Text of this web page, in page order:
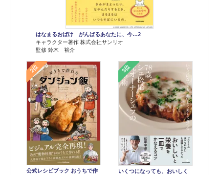
はなまるおばけ がんばるあなたに、今…2
キャラクター著作 株式会社サンリオ
監修 鈴木 裕介
2位
公式レシピブック おうちで作
3位
いくつになっても、おいしく